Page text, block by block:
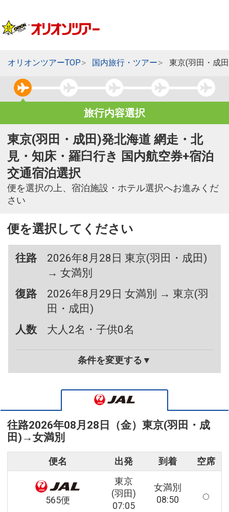
オリオンツアーTOP 国内旅行・ツアー 東京(羽田・成
旅行内容選択
東京(羽田・成田)発北海道 網走・北
見・知床・羅臼行き 国内航空券+宿泊
交通宿泊選択
便を選択の上、宿泊施設・ホテル選択へお進みくだ
さい
便を選択してください
往路
2026年8月28日 東京(羽田・成田)
→ 女満別
復路
2026年8月29日 女満別 → 東京(羽
田・成田)
人数
大人2名・子供0名
条件を変更する▼
往路2026年08月28日（金） 東京(羽田・成
田) →女満別
便名 出発 到着 空席
565便
東京
(羽田)
07:05
女満別
08:50